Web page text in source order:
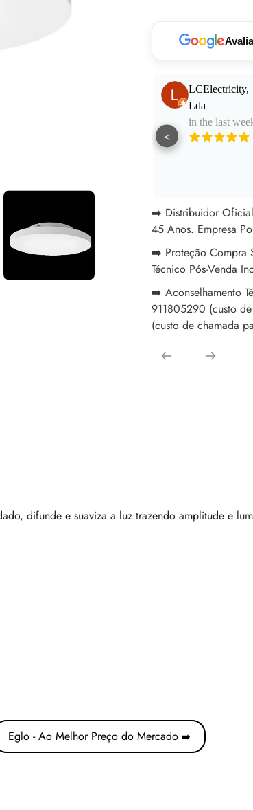
seu
profissionais!
LCElectricity,
Lda
in the last
<
➡️ Distribuidor
45 Anos. Empresa
➡️ Proteção Compra
Técnico Pós-Venda
➡️ Aconselhamento
911805290 (custo
(custo de chamada
difunde e suaviza a luz trazendo amplitude e
Eglo - Ao Melhor Preço do Mercado ➡️